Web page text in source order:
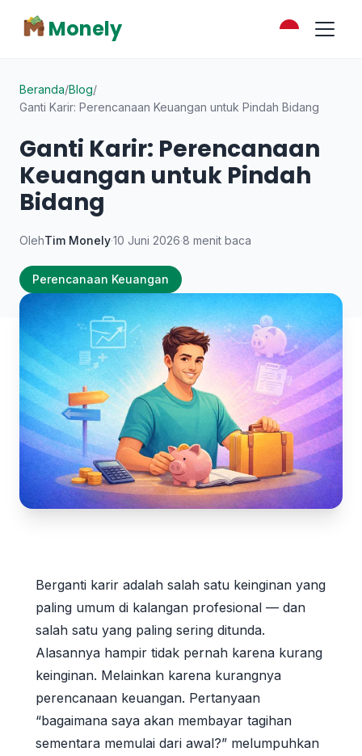
Monely
Beranda/Blog/
Ganti Karir: Perencanaan Keuangan untuk Pindah Bidang
Ganti Karir: Perencanaan
Keuangan untuk Pindah
Bidang
OlehTim Monely·10 Juni 2026·8 menit baca
Perencanaan Keuangan
Berganti karir adalah salah satu keinginan yang
paling umum di kalangan profesional — dan
salah satu yang paling sering ditunda.
Alasannya hampir tidak pernah karena kurang
keinginan. Melainkan karena kurangnya
perencanaan keuangan. Pertanyaan
“bagaimana saya akan membayar tagihan
sementara memulai dari awal?” melumpuhkan